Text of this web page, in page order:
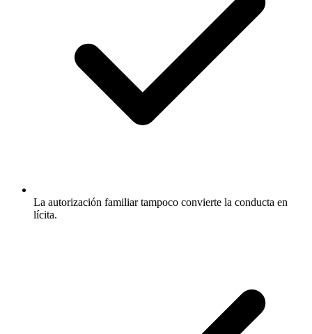
La autorización familiar tampoco convierte la conducta en
lícita.